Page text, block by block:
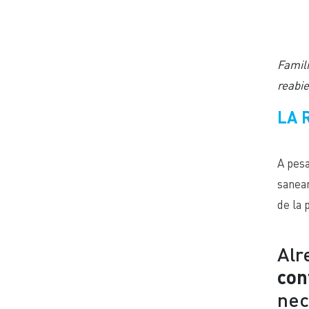
LA
A
de la